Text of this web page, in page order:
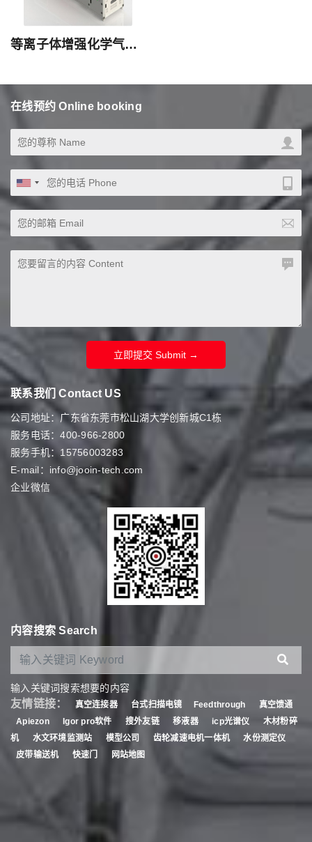
等离子体增强化学气相沉积系统（PECVD）
在线预约 Online booking
立即提交 Submit →
联系我们 Contact US
公司地址：广东省东莞市松山湖大学创新城C1栋
服务电话：400-966-2800
服务手机：15756003283
E-mail：info@jooin-tech.com
企业微信
内容搜索 Search
输入关键词搜索想要的内容
友情链接： 真空连接器 台式扫描电镜 Feedthrough
真空馈通
Apiezon
Igor pro软件 搜外友链 移液器 icp光谱仪
木材粉碎
机
水文环境监测站 模型公司 齿轮减速电机一体机
水份测定仪
皮带输送机
快速门 网站地图